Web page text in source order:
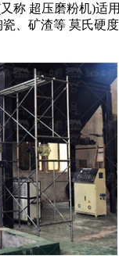
称 超压磨粉机)适
、矿渣等 莫氏硬